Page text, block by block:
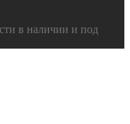
в наличии и под